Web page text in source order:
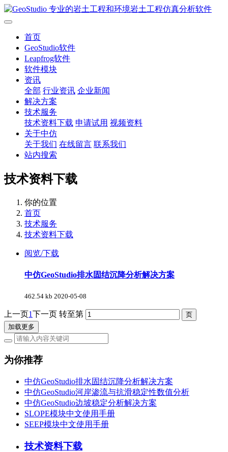
首页
GeoStudio软件
Leapfrog软件
软件模块
资讯
全部 行业资讯 企业新闻
解决方案
技术服务
技术资料下载 申请试用 视频资料
关于中仿
关于我们 在线留言 联系我们
站内搜索
技术资料下载
你的位置
首页
技术服务
技术资料下载
阅览/下载
中仿GeoStudio排水固结沉降分析解决方案
462.54 kb 2020-05-08
上一页1下一页 转至第
加载更多
为你推荐
中仿GeoStudio排水固结沉降分析解决方案
中仿GeoStudio河岸渗流与抗滑稳定性数值分析
中仿GeoStudio边坡稳定分析解决方案
SLOPE模块中文使用手册
SEEP模块中文使用手册
技术资料下载